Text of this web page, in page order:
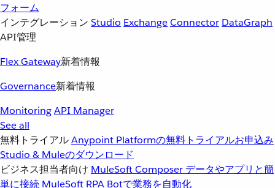
フォーム
インテグレーション Studio ExchangeConnector DataGraph
API管理
Flex Gateway新着情報
Governance新着情報
MonitoringAPI Manager
See all
無料トライアルAnypoint Platformの無料トライアルお申込み
Studio & Muleのダウンロード
ビジネス担当者向け MuleSoft Composer データやアプリと簡
単に接続 MuleSoft RPA Botで業務を自動化